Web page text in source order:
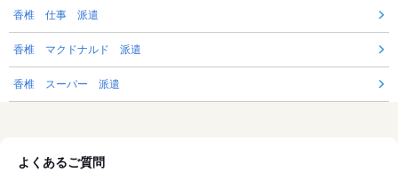
香椎 仕事 派遣
香椎 マクドナルド 派遣
香椎 スーパー 派遣
よくあるご質問